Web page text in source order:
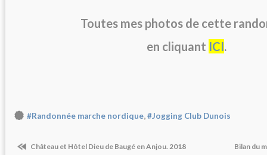
Toutes mes photos de cette
en cliquant ICI.
#Randonnée marche nordique,#Jogging Club Dunois
Château et Hôtel Dieu de Baugé en Anjou. 2018 Bilan du